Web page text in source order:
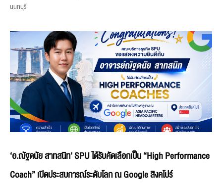
นนทบุรี
‘อ.ณัฐดนัย สาทสนิท’ SPU ได้รับคัดเลือกเป็น “High Performance
Coach” เปิดประสบการณ์ระดับโลก ณ Google สิงคโปร์